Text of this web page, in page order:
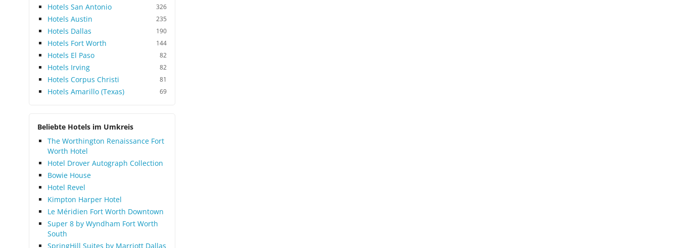
Hotels San Antonio 326
Hotels Austin 235
Hotels Dallas 190
Hotels Fort Worth 144
Hotels El Paso 82
Hotels Irving 82
Hotels Corpus Christi 81
Hotels Amarillo (Texas) 69
Beliebte Hotels im Umkreis
The Worthington Renaissance Fort
Worth Hotel
Hotel Drover Autograph Collection
Bowie House
Hotel Revel
Kimpton Harper Hotel
Le Méridien Fort Worth Downtown
Super 8 by Wyndham Fort Worth
South
SpringHill Suites by Marriott Dallas